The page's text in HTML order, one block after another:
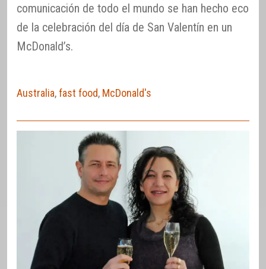
comunicación de todo el mundo se han hecho eco
de la celebración del día de San Valentín en un
McDonald’s.
Australia,fast food, McDonald's